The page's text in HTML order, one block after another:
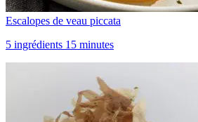
Escalopes de veau piccata
5 ingrédients 15 minutes